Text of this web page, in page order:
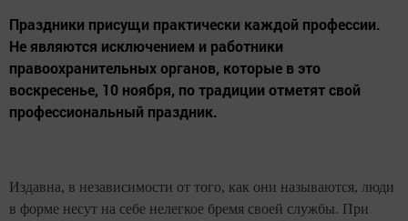
Праздники присущи практически каждой профессии.
Не являются исключением и работники
правоохранительных органов, которые в это
воскресенье, 10 ноября, по традиции отметят свой
профессиональный праздник.
Издавна, в независимости от того, как они называются, люди
в форме несут на себе нелегкое бремя своей службы. При